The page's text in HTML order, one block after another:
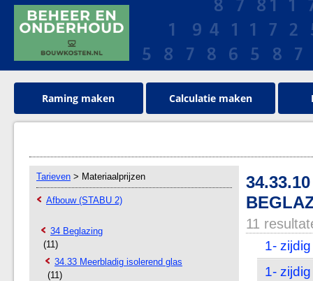
Raming maken Calculatie maken
Tarieven > Materiaalprijzen
Afbouw (STABU 2)
34 Beglazing
(11)
34.33 Meerbladig isolerend glas
(11)
11
1-
1-